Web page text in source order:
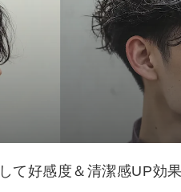
て好感度＆清潔感UP効